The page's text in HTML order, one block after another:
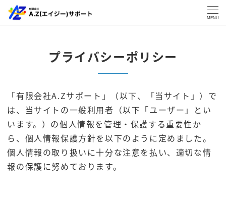
MENU
プライバシーポリシー
「有限会社A.Zサポート」（以下、「当サイト」）で
は、当サイトの一般利用者（以下「ユーザー」とい
います。）の個人情報を管理・保護する重要性か
ら、個人情報保護方針を以下のように定めました。
個人情報の取り扱いに十分な注意を払い、適切な情
報の保護に努めております。